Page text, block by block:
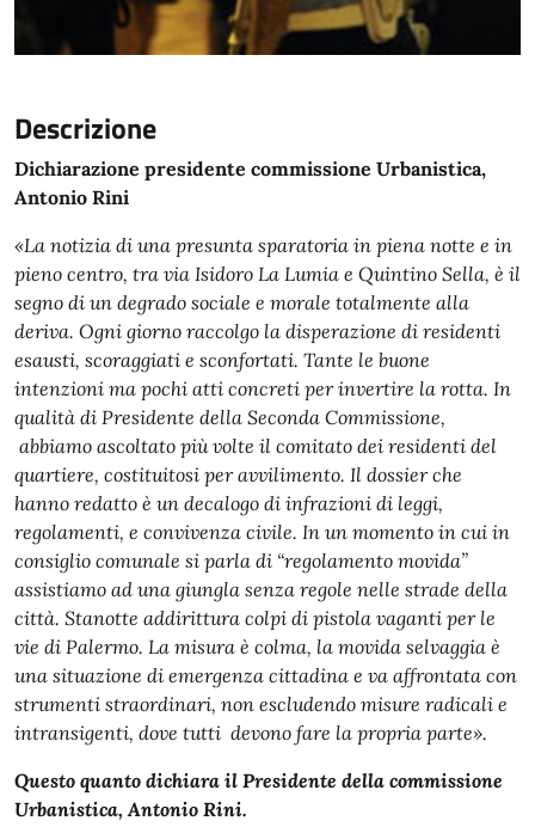
Descrizione
Dichiarazione presidente commissione Urbanistica,
Antonio Rini
«La notizia di una presunta sparatoria in piena notte e in
pieno centro, tra via Isidoro La Lumia e Quintino Sella, è il
segno di un degrado sociale e morale totalmente alla
deriva. Ogni giorno raccolgo la disperazione di residenti
esausti, scoraggiati e sconfortati. Tante le buone
intenzioni ma pochi atti concreti per invertire la rotta. In
qualità di Presidente della Seconda Commissione,
abbiamo ascoltato più volte il comitato dei residenti del
quartiere, costituitosi per avvilimento. Il dossier che
hanno redatto è un decalogo di infrazioni di leggi,
regolamenti, e convivenza civile. In un momento in cui in
consiglio comunale si parla di “regolamento movida”
assistiamo ad una giungla senza regole nelle strade della
città. Stanotte addirittura colpi di pistola vaganti per le
vie di Palermo. La misura è colma, la movida selvaggia è
una situazione di emergenza cittadina e va affrontata con
strumenti straordinari, non escludendo misure radicali e
intransigenti, dove tutti devono fare la propria parte».
Questo quanto dichiara il Presidente della commissione
Urbanistica, Antonio Rini.